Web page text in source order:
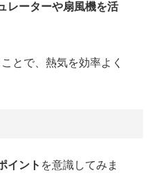
レーターや扇風機を活
ことで、熱気を効率よく
イント を意識してみま